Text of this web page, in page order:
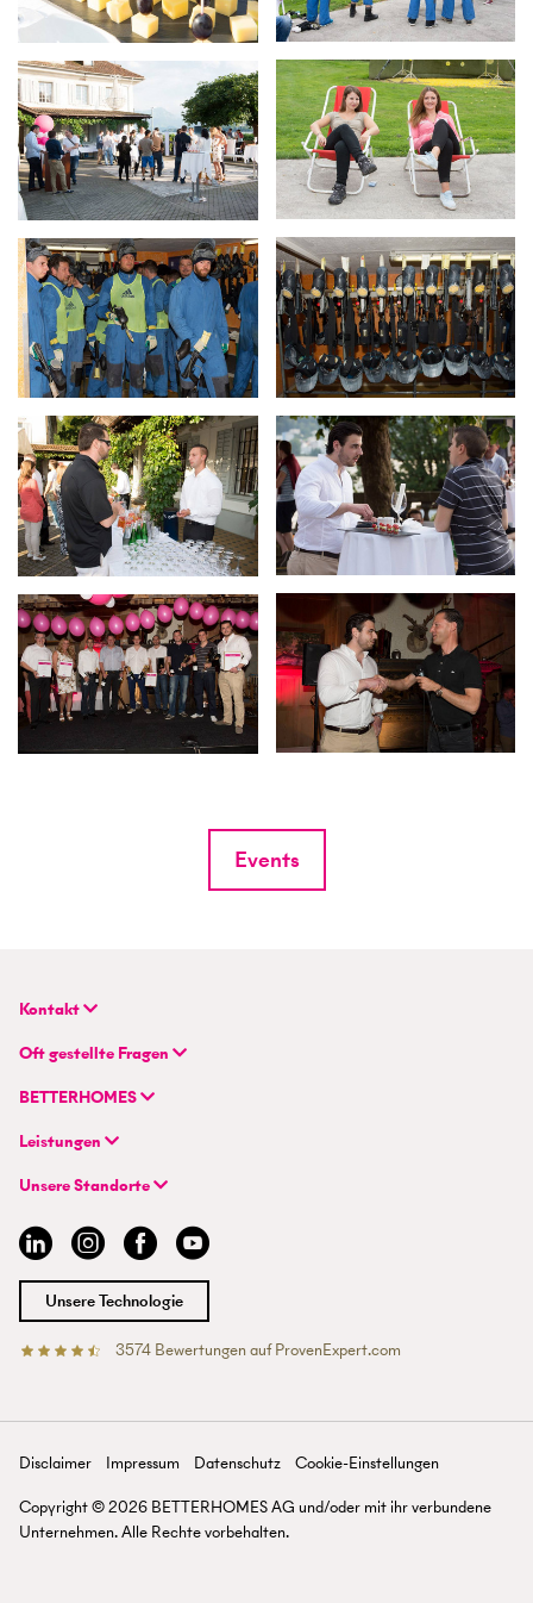
Events
Kontakt
BETTERHOMES (Schweiz) AG
Hauptsitz
Flurstrasse 55
info@betterhomes.ch
Oft gestellte Fragen
FAQ | Immobilienbewertung
FAQ | Immobilienmakler/-in werden
BETTERHOMES
Unternehmen
Hybrides Maklermodell
BETTERHOMES-Erfahrungen
Jobs
Standorte
Presse
Leistungen
Immobilie suchen
Immobilie bewerten
Immobilien-Ratgeber
Immobilienmakler/-in werden
Unsere Standorte
Basel
Chur
Lausanne
Luzern
St. Gallen
Zürichsee
Unsere Technologie
3574Bewertungen auf ProvenExpert.com
Disclaimer Impressum Datenschutz
Cookie-Einstellungen
Copyright ©2026 BETTERHOMES AG und/oder mit ihr verbundene
Unternehmen. Alle Rechte vorbehalten.